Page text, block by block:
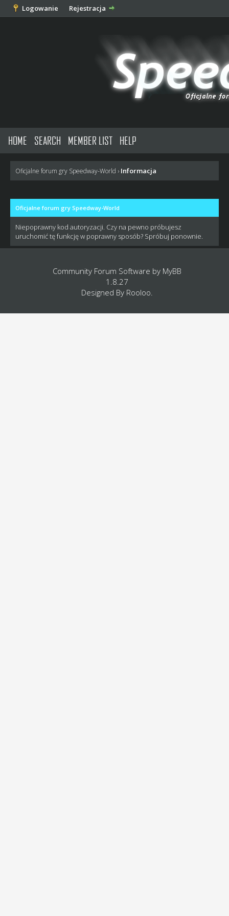
Logowanie Rejestracja
HOME SEARCH MEMBER LIST HELP
Oficjalne forum gry Speedway-World › Informacja
Oficjalne forum gry Speedway-World
Niepoprawny kod autoryzacji. Czy na pewno próbujesz
uruchomić tę funkcję w poprawny sposób? Spróbuj ponownie.
Community Forum Software by MyBB
1.8.27
Designed By Rooloo.